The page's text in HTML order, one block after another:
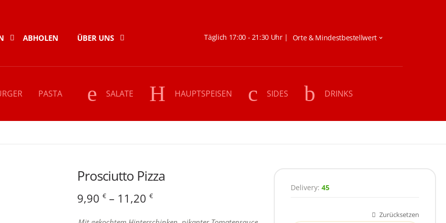
ABHOLEN ÜBER UNS Täglich 17:00 - 21:30 Uhr |
PASTA SALATE HAUPTSPEISEN SIDES DRINKS
Prosciutto Pizza
9,90 € – 11,20 €Preisspanne:
Delivery: 45
Zurücksetzen